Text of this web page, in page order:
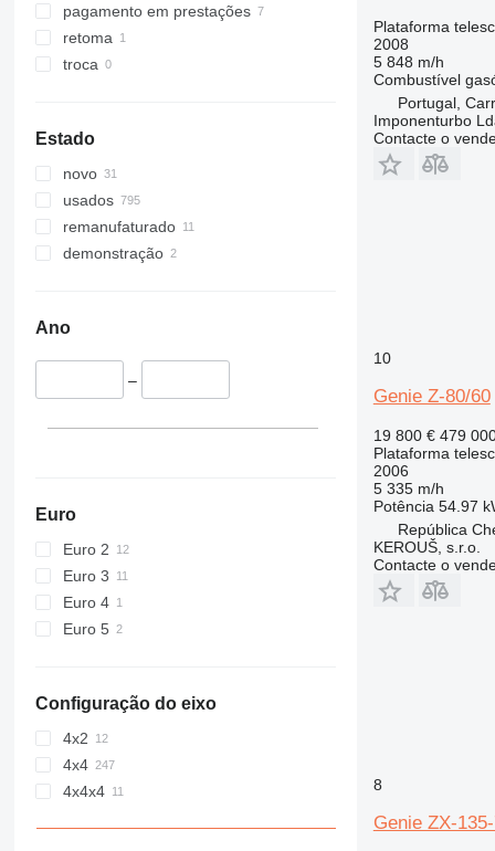
pagamento em prestações
retoma
troca
Estado
novo
usados
remanufaturado
demonstração
Ano
–
Euro
Euro 2
Euro 3
Euro 4
Euro 5
Configuração do eixo
4x2
4x4
4x4x4
Plataforma
2008
5 848 m/h
Combustível
Portugal,
Imponenturbo
Contacte o
10
Genie Z-80/60
19 800 € 479
Plataforma
2006
5 335 m/h
Potência 54.97
República
KEROUŠ, s.r.o.
Contacte o
8
Genie ZX-